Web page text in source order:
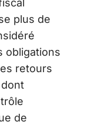
plus de
obligations
retours
de